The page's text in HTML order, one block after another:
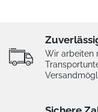
Wir arbeiten